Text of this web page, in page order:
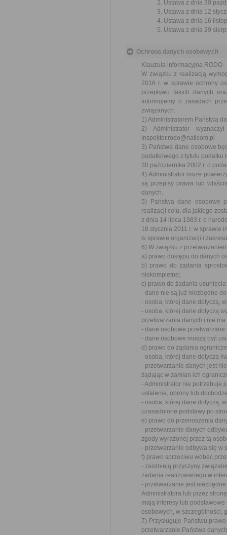
Ustawa z dnia 30
Ustawa z dnia 12
Ustawa z dnia 16
Ustawa z dnia 29
Ochrona danych osobowych
Klauzula informacyjna RODO
W związku z realizacją
2016 r. w sprawie ochrony
przepływu takich danych
informujemy o zasadach
związanych:
1) Administratorem Państwa
2) Administrator
inspektor.rodo@naticom.pl
3) Państwa dane osobowe
podatkowego z tytułu
30 października 2002 r. o
4) Administrator może
są przepisy prawa lub
danych.
5) Państwa dane osobowe
realizacji celu, dla jakiego
z dnia 14 lipca 1983 r. o
18 stycznia 2011 r. w sprawie
w sprawie organizacji i
6) W związku z
a) prawo dostępu do danych
b) prawo do żądania
niekompletne;
c) prawo do żądania
- dane nie są już niezbędne
- osoba, której dane dotyczą,
- osoba, której dane dotyczą
przetwarzania danych i nie
- dane osobowe
- dane osobowe muszą być
d) prawo do żądania
- osoba, której dane dotyczą
- przetwarzanie danych jest
żądając w zamian ich
- Administrator nie potrzebuje
ustalenia, obrony lub
- osoba, której dane dotyczą,
uzasadnione podstawy po
e) prawo do przenoszenia
- przetwarzanie danych
zgody wyrażonej przez tą
- przetwarzanie odbywa się w
f) prawo sprzeciwu wobec
- zaistnieją przyczyny
zadania realizowanego w
- przetwarzanie jest
Administratora lub przez
mają interesy lub
osobowych, w szczególności,
7) Przysługuje Państwu
przetwarzanie Państwa